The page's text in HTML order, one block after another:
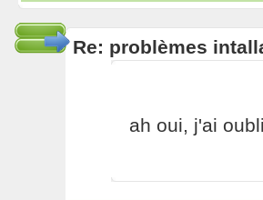
Re: problèmes
ah oui, j'ai